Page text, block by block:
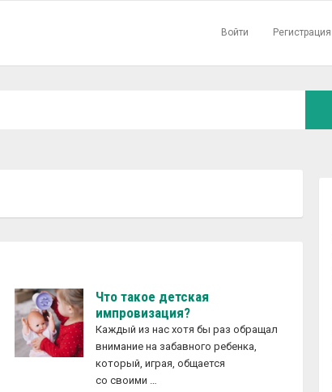
Войти Регистрация
Что такое детская
импровизация?
Каждый из нас хотя бы раз обращал
внимание на забавного ребенка,
который, играя, общается
со своими …